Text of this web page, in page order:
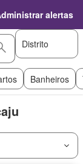
alertas
Distrito
Banheiros